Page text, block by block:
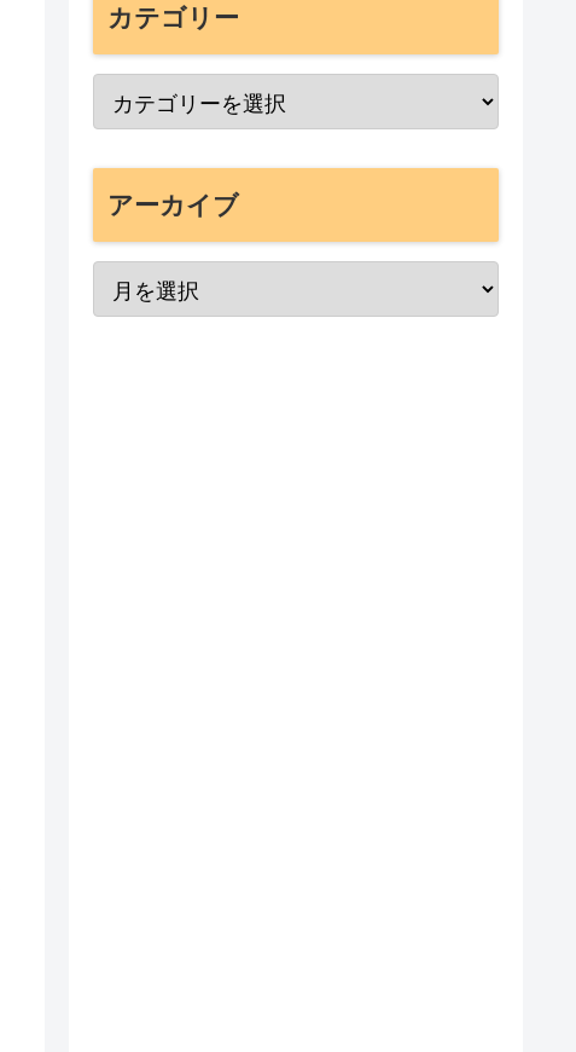
カテゴリー
アーカイブ